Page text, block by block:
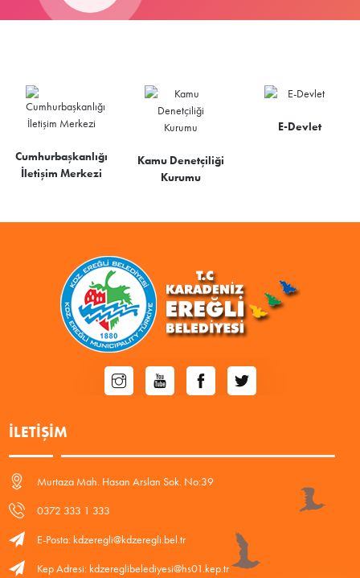
Cumhurbaşkanlığı
İletişim Merkezi
Kamu Denetçiliği
Kurumu
E-Devlet
İLETIŞIM
Murtaza Mah. Hasan Arslan Sok. No:39
0372 333 1 333
E-Posta: kdzeregli@kdzeregli.bel.tr
Kep Adresi: kdzereglibelediyesi@hs01.kep.tr